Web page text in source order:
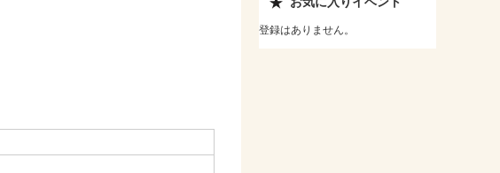
登録はありません。